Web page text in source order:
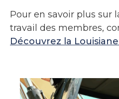
Pour en savoir plus sur
travail des membres,
Découvrez la